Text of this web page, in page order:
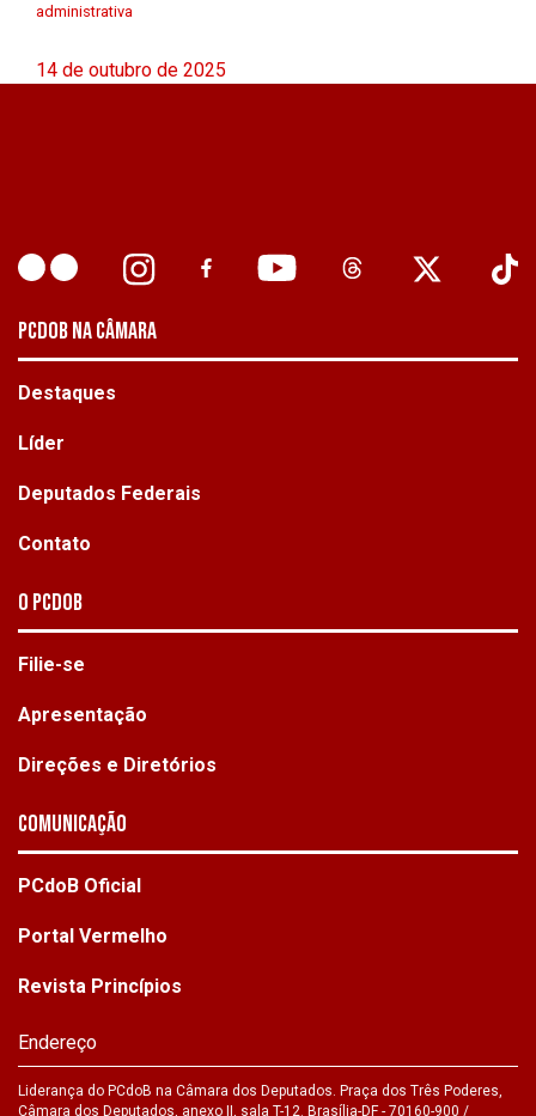
administrativa
14 de outubro de 2025
PCDOB NA CÂMARA
Destaques
Líder
Deputados Federais
Contato
O PCdoB
Filie-se
Apresentação
Direções e Diretórios
Comunicação
PCdoB Oficial
Portal Vermelho
Revista Princípios
Endereço
Liderança do PCdoB na Câmara dos Deputados. Praça dos Três Poderes,
Câmara dos Deputados, anexo II, sala T-12. Brasília-DF - 70160-900 /